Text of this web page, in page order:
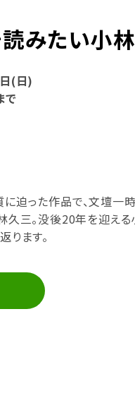
みたい小
(日)
で
迫った作品で、文壇一
久三。没後20年を迎え
ります。